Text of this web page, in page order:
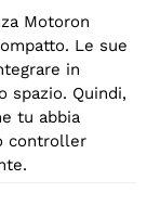
Motoron
Le sue
in
spazio. Quindi,
tu abbia
controller